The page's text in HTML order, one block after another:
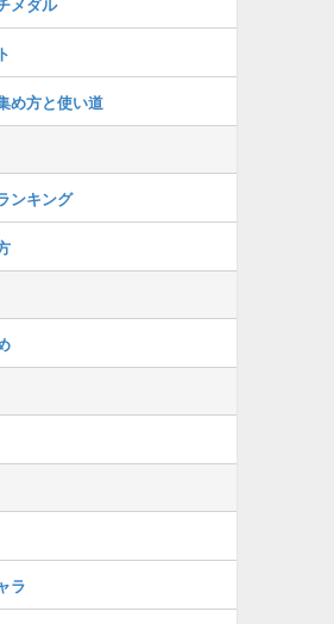
め方と使い道
ンキング
ラ